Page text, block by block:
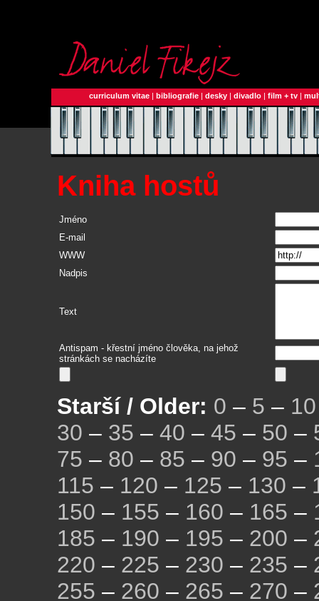
curriculum vitae | bibliografie | desky | divadlo | film + tv |
Kniha hostů
Jméno
E-mail
WWW
Nadpis
Text
Antispam - křestní jméno člověka, na jehož
stránkách se nacházíte
Starší / Older: 0 – 5 – 10
30 – 35 – 40 – 45 – 50 –
75 – 80 – 85 – 90 – 95 –
115 – 120 – 125 – 130 –
150 – 155 – 160 – 165 –
185 – 190 – 195 – 200 –
220 – 225 – 230 – 235 –
255 – 260 – 265 – 270 –